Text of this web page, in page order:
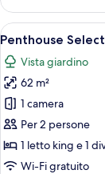
Select
Adults
Only
Apri
tutte
le
foto
per
Penthouse
Select
Adults
5
Penthouse
Vista giardino
62 m²
1 camera
Per 2 persone
1 letto king e 1
Wi-Fi gratuito